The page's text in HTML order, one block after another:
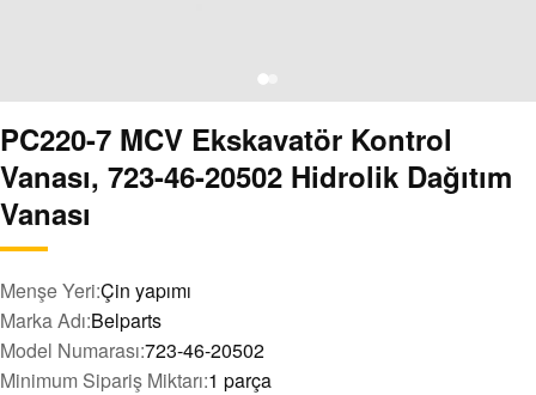
PC220-7 MCV Ekskavatör Kontrol
Vanası, 723-46-20502 Hidrolik Dağıtım
Vanası
Menşe Yeri:Çin yapımı
Marka Adı:Belparts
Model Numarası:723-46-20502
Minimum Sipariş Miktarı:1 parça